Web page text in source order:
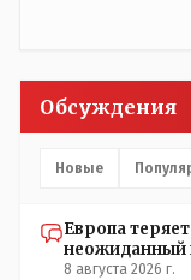
НЕОДНОКРАТНО,
Назарбая и
Обсуждения
Новые
Европа
неожиданный
8 августа 2026 г.